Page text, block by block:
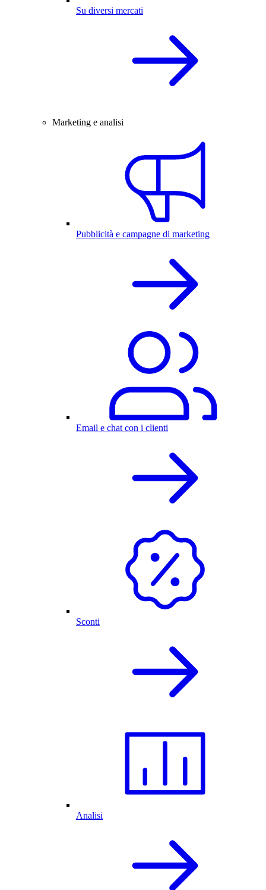
Su diversi mercati
Marketing e analisi
Pubblicità e campagne di marketing
Email e chat con i clienti
Sconti
Analisi